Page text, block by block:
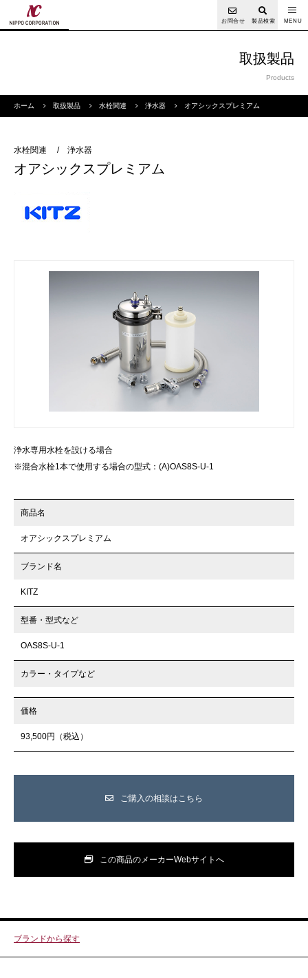
お問合せ 製品検索
取扱製品
Products
ホーム 取扱製品 水栓関連 浄水器 オアシックスプレミアム
水栓関連 / 浄水器
オアシックスプレミアム
浄水専用水栓を設ける場合
※混合水栓1本で使用する場合の型式：(A)OAS8S-U-1
商品名
オアシックスプレミアム
ブランド名
KITZ
型番・型式など
OAS8S-U-1
カラー・タイプなど
価格
93,500円（税込）
ご購入の相談はこちら
この商品のメーカーWebサイトへ
ブランドから探す